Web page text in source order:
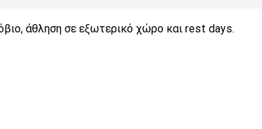
άθληση σε εξωτερικό χώρο και rest days.